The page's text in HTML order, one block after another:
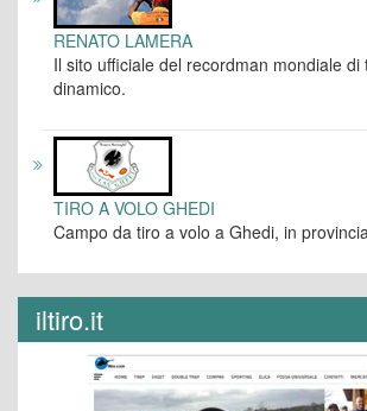
RENATO LAMERA
Il sito ufficiale del recordman mondiale di
dinamico.
TIRO A VOLO GHEDI
Campo da tiro a volo a Ghedi, in
iltiro.it